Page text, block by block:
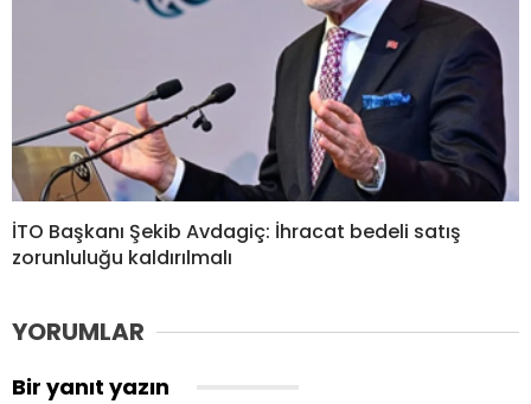
İTO Başkanı Şekib Avdagiç: İhracat bedeli satış
zorunluluğu kaldırılmalı
YORUMLAR
Bir yanıt yazın